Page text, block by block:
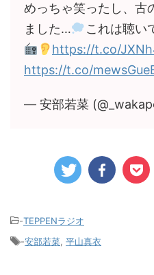
めっちゃ笑ったし、古
ました…
これは聴い
https://t.co/
https://t.co/
— 安部若菜
-TEPPENラジオ
-安部若菜 平山真衣